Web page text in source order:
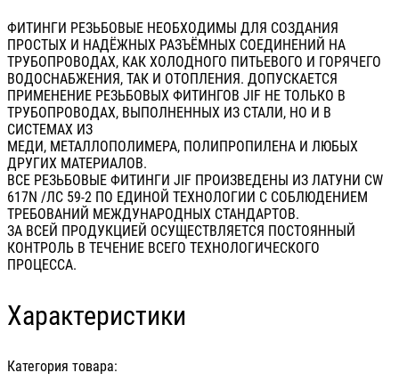
ФИТИНГИ РЕЗЬБОВЫЕ НЕОБХОДИМЫ ДЛЯ СОЗДАНИЯ
ПРОСТЫХ И НАДЁЖНЫХ РАЗЪЁМНЫХ СОЕДИНЕНИЙ НА
ТРУБОПРОВОДАХ, КАК ХОЛОДНОГО ПИТЬЕВОГО И ГОРЯЧЕГО
ВОДОСНАБЖЕНИЯ, ТАК И ОТОПЛЕНИЯ. ДОПУСКАЕТСЯ
ПРИМЕНЕНИЕ РЕЗЬБОВЫХ ФИТИНГОВ JIF НЕ ТОЛЬКО В
ТРУБОПРОВОДАХ, ВЫПОЛНЕННЫХ ИЗ СТАЛИ, НО И В
СИСТЕМАХ ИЗ
МЕДИ, МЕТАЛЛОПОЛИМЕРА, ПОЛИПРОПИЛЕНА И ЛЮБЫХ
ДРУГИХ МАТЕРИАЛОВ.
ВСЕ РЕЗЬБОВЫЕ ФИТИНГИ JIF ПРОИЗВЕДЕНЫ ИЗ ЛАТУНИ CW
617N /ЛС 59-2 ПО ЕДИНОЙ ТЕХНОЛОГИИ С СОБЛЮДЕНИЕМ
ТРЕБОВАНИЙ МЕЖДУНАРОДНЫХ СТАНДАРТОВ.
ЗА ВСЕЙ ПРОДУКЦИЕЙ ОСУЩЕСТВЛЯЕТСЯ ПОСТОЯННЫЙ
КОНТРОЛЬ В ТЕЧЕНИЕ ВСЕГО ТЕХНОЛОГИЧЕСКОГО
ПРОЦЕССА.
Характеристики
Категория товара: